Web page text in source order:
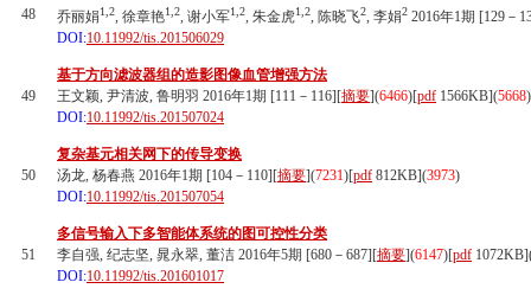
48
乔丽娟1,2, 徐章艳1,2, 谢小军1,2, 朱金虎1,2, 陈晓飞2, 李娟2 2016年1期 [129－
DOI:10.11992/tis.201506029
49
基于方向滤波器组的造影图像血管增强方法
王文颖, 尹清波, 鲁明羽 2016年1期 [111－116][摘要](6466)[pdf 1566KB](5668)
DOI:10.11992/tis.201507024
50
复杂基元相关网下的传导变换
汤龙, 杨春燕 2016年1期 [104－110][摘要](7231)[pdf 812KB](3973)
DOI:10.11992/tis.201507054
51
多信号输入下多智能体系统的图可控性分类
李自强, 纪志坚, 晁永翠, 董洁 2016年5期 [680－687][摘要](6147)[pdf 1072KB]
DOI:10.11992/tis.201601017